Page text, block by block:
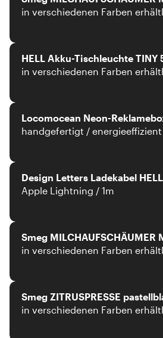
in verschiedenen Farben
HELL Akku-Tischleuchte
in verschiedenen Farben
Locomocean Neon-
handgefertigt /
Design Letters Ladekabel
Apple Lightning / 1m
Smeg MILCHAUFSCHÄUMER
in verschiedenen Farben
Smeg ZITRUSPRESSE
in verschiedenen Farben